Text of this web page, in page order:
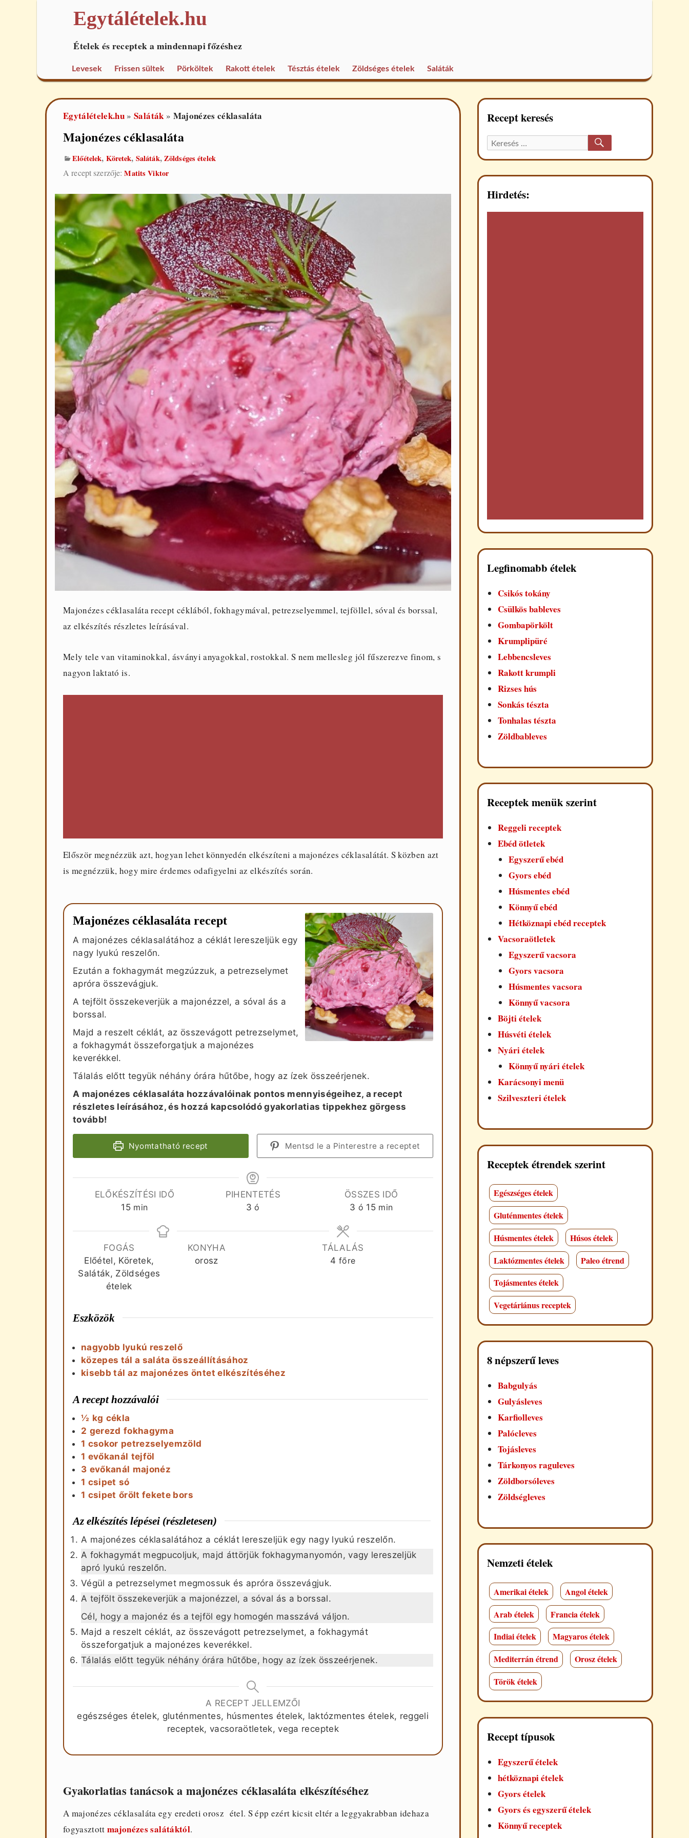
Egytálételek.hu
Ételek és receptek a mindennapi főzéshez
Levesek Frissen sültek Pörköltek Rakott ételek Tésztás ételek Zöldséges ételek Saláták
Egytálételek.hu »Saláták» Majonézes céklasaláta
Majonézes céklasaláta
Előételek, Köretek, Saláták,Zöldséges ételek
A recept szerzője:Matits Viktor
Majonézes céklasaláta recept céklából, fokhagymával, petrezselyemmel, tejföllel, sóval és borssal,
az elkészítés részletes leírásával.
Mely tele van vitaminokkal, ásványi anyagokkal, rostokkal. S nem mellesleg jól fűszerezve finom, s
nagyon laktató is.
Először megnézzük azt, hogyan lehet könnyedén elkészíteni a majonézes céklasalátát. S közben azt
is megnézzük, hogy mire érdemes odafigyelni az elkészítés során.
Majonézes céklasaláta recept
A majonézes céklasalátához a céklát lereszeljük egy
nagy lyukú reszelőn.
Ezután a fokhagymát megzúzzuk, a petrezselymet
apróra összevágjuk.
A tejfölt összekeverjük a majonézzel, a sóval ás a
borssal.
Majd a reszelt céklát, az összevágott petrezselymet,
a fokhagymát összeforgatjuk a majonézes
keverékkel.
Tálalás előtt tegyük néhány órára hűtőbe, hogy az ízek összeérjenek.
A majonézes céklasaláta hozzávalóinak pontos mennyiségeihez, a recept
részletes leírásához, és hozzá kapcsolódó gyakorlatias tippekhez görgess
tovább!
Nyomtatható recept Mentsd le a Pinterestre a receptet
ELŐKÉSZÍTÉSI IDŐ
15perc
min
PIHENTETÉS
3 óra
ó
ÖSSZES IDŐ
3 óra
ó 15perc
min
FOGÁS
Előétel, Köretek,
Saláták, Zöldséges
ételek
KONYHA
orosz
TÁLALÁS
4 főre
Eszközök
nagyobb lyukú reszelő
közepes tál a saláta összeállításához
kisebb tál az majonézes öntet elkészítéséhez
A recept hozzávalói
½ kg cékla
2 gerezd fokhagyma
1 csokor petrezselyemzöld
1 evőkanál tejföl
3 evőkanál majonéz
1 csipet só
1 csipet őrölt fekete bors
Az elkészítés lépései (részletesen)
A majonézes céklasalátához a céklát lereszeljük egy nagy lyukú reszelőn.
A fokhagymát megpucoljuk, majd áttörjük fokhagymanyomón, vagy lereszeljük
apró lyukú reszelőn.
Végül a petrezselymet megmossuk és apróra összevágjuk.
A tejfölt összekeverjük a majonézzel, a sóval ás a borssal.
Cél, hogy a majonéz és a tejföl egy homogén masszává váljon.
Majd a reszelt céklát, az összevágott petrezselymet, a fokhagymát
összeforgatjuk a majonézes keverékkel.
Tálalás előtt tegyük néhány órára hűtőbe, hogy az ízek összeérjenek.
A RECEPT JELLEMZŐI
egészséges ételek, gluténmentes, húsmentes ételek, laktózmentes ételek, reggeli
receptek, vacsoraötletek, vega receptek
Gyakorlatias tanácsok a majonézes céklasaláta elkészítéséhez
A majonézes céklasaláta egy eredeti orosz étel. S épp ezért kicsit eltér a leggyakrabban idehaza
fogyasztottmajonézes salátáktól.
Recept keresés
Keresett
recept:
Hirdetés:
Legfinomabb ételek
Csikós tokány
Csülkös bableves
Gombapörkölt
Krumplipüré
Lebbencsleves
Rakott krumpli
Rizses hús
Sonkás tészta
Tonhalas tészta
Zöldbableves
Receptek menük szerint
Reggeli receptek
Ebéd ötletek
Egyszerű ebéd
Gyors ebéd
Húsmentes ebéd
Könnyű ebéd
Hétköznapi ebéd receptek
Vacsoraötletek
Egyszerű vacsora
Gyors vacsora
Húsmentes vacsora
Könnyű vacsora
Böjti ételek
Húsvéti ételek
Nyári ételek
Könnyű nyári ételek
Karácsonyi menü
Szilveszteri ételek
Receptek étrendek szerint
Egészséges ételek
Gluténmentes ételek
Húsmentes ételek
Húsos ételek
Laktózmentes ételek
Paleo étrend
Tojásmentes ételek
Vegetáriánus receptek
8 népszerű leves
Babgulyás
Gulyásleves
Karfiolleves
Palócleves
Tojásleves
Tárkonyos raguleves
Zöldborsóleves
Zöldségleves
Nemzeti ételek
Amerikai ételek
Angol ételek
Arab ételek
Francia ételek
Indiai ételek
Magyaros ételek
Mediterrán étrend
Orosz ételek
Török ételek
Recept típusok
Egyszerű ételek
hétköznapi ételek
Gyors ételek
Gyors és egyszerű ételek
Könnyű receptek